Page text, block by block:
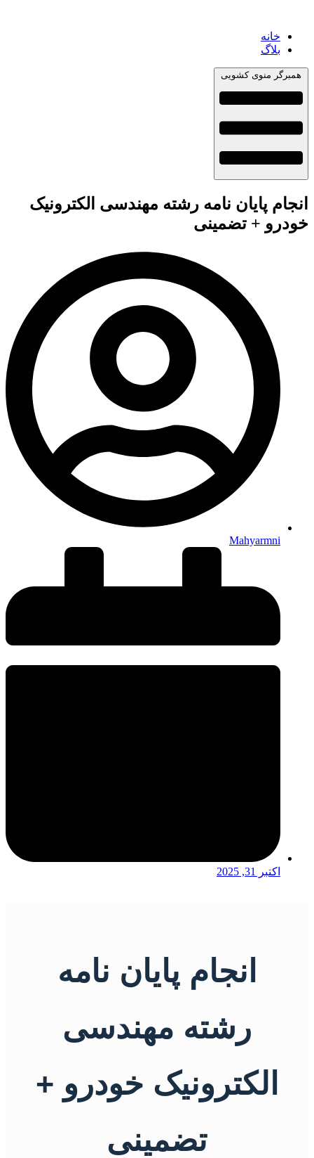
خانه
بلاگ
همبرگر منوی کشویی
انجام پایان نامه رشته مهندسی الکترونیک
خودرو + تضمینی
Mahyarmni
اکتبر 31, 2025
انجام پایان نامه
رشته مهندسی
الکترونیک خودرو +
تضمینی